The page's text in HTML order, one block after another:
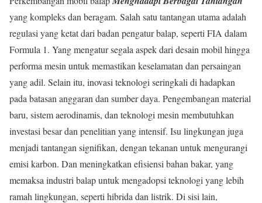
yang kompleks dan beragam. Salah satu tantangan utama adalah
regulasi yang ketat dari badan pengatur balap, seperti FIA dalam
Formula 1. Yang mengatur segala aspek dari desain mobil hingga
performa mesin untuk memastikan keselamatan dan persaingan
yang adil. Selain itu, inovasi teknologi seringkali di hadapkan
pada batasan anggaran dan sumber daya. Pengembangan material
baru, sistem aerodinamis, dan teknologi mesin membutuhkan
investasi besar dan penelitian yang intensif. Isu lingkungan juga
menjadi tantangan signifikan, dengan tekanan untuk mengurangi
emisi karbon. Dan meningkatkan efisiensi bahan bakar, yang
memaksa industri balap untuk mengadopsi teknologi yang lebih
ramah lingkungan, seperti hibrida dan listrik. Di sisi lain,